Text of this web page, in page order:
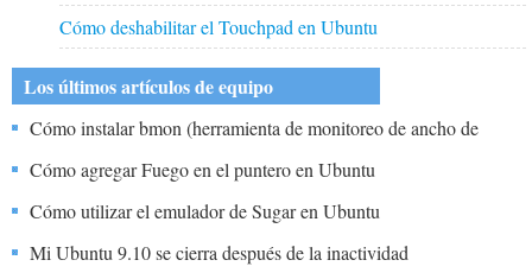
Cómo deshabilitar el Touchpad en Ubuntu
Los últimos artículos de equipo
Cómo instalar bmon (herramienta de monitoreo de ancho de
banda) en Ubuntu 20.04
Cómo agregar Fuego en el puntero en Ubuntu
Cómo utilizar el emulador de Sugar en Ubuntu
Mi Ubuntu 9.10 se cierra después de la inactividad